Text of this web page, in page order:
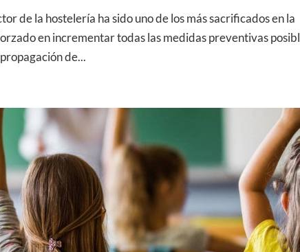
de la hostelería ha sido uno de los más sacrificados en la
en incrementar todas las medidas preventivas
de...